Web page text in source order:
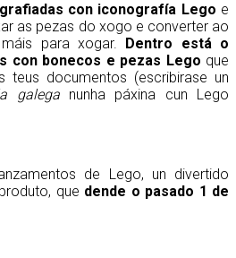
con iconografía Lego e
as pezas do xogo e converter ao
para xogar.
Dentro está o
con bonecos e pezas Lego que
teus documentos (escribirase un
galeganunha páxina cun Lego
de Lego, un divertido
que dende o pasado 1 de